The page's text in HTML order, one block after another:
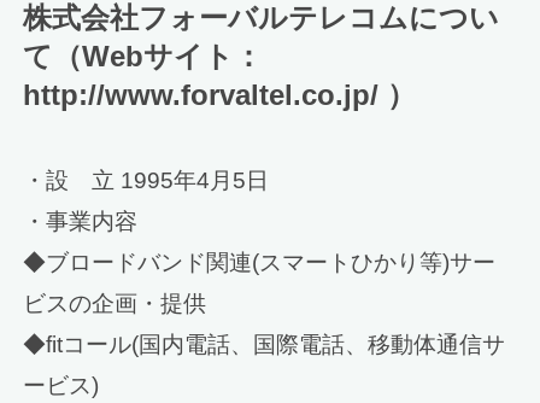
株式会社フォーバルテレコムについ
て（Webサイト：
http://www.forvaltel.co.jp/ ）
・設 立 1995年4月5日
・事業内容
◆ブロードバンド関連(スマートひかり等)サー
ビスの企画・提供
◆fitコール(国内電話、国際電話、移動体通信サ
ービス)